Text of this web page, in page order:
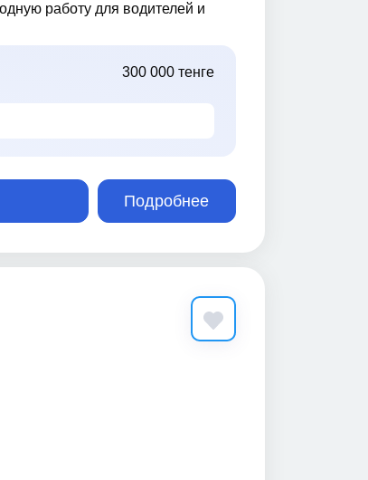
работу для водителей и
300 000 тенге
Подробнее